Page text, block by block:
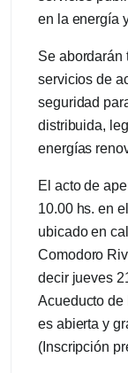
en la energía
Se abordarán
servicios de
seguridad
distribuida,
energías
El acto de
10.00 hs. en
ubicado en
Comodoro
decir jueves
Acueducto de
es abierta y
(Inscripción